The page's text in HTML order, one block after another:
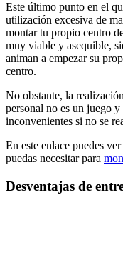
Este último punto en el
utilización excesiva de
montar tu propio centro
muy viable y asequible,
animan a empezar su
centro.
No obstante, la
personal no es un juego
inconvenientes si no se
En este enlace puedes
puedas necesitar para
Desventajas de